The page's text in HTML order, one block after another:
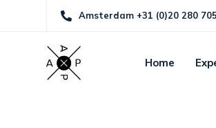
Amsterdam +31 (0)20 280
Home